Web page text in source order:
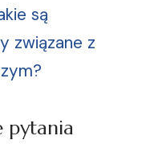
są
związane z
pytania